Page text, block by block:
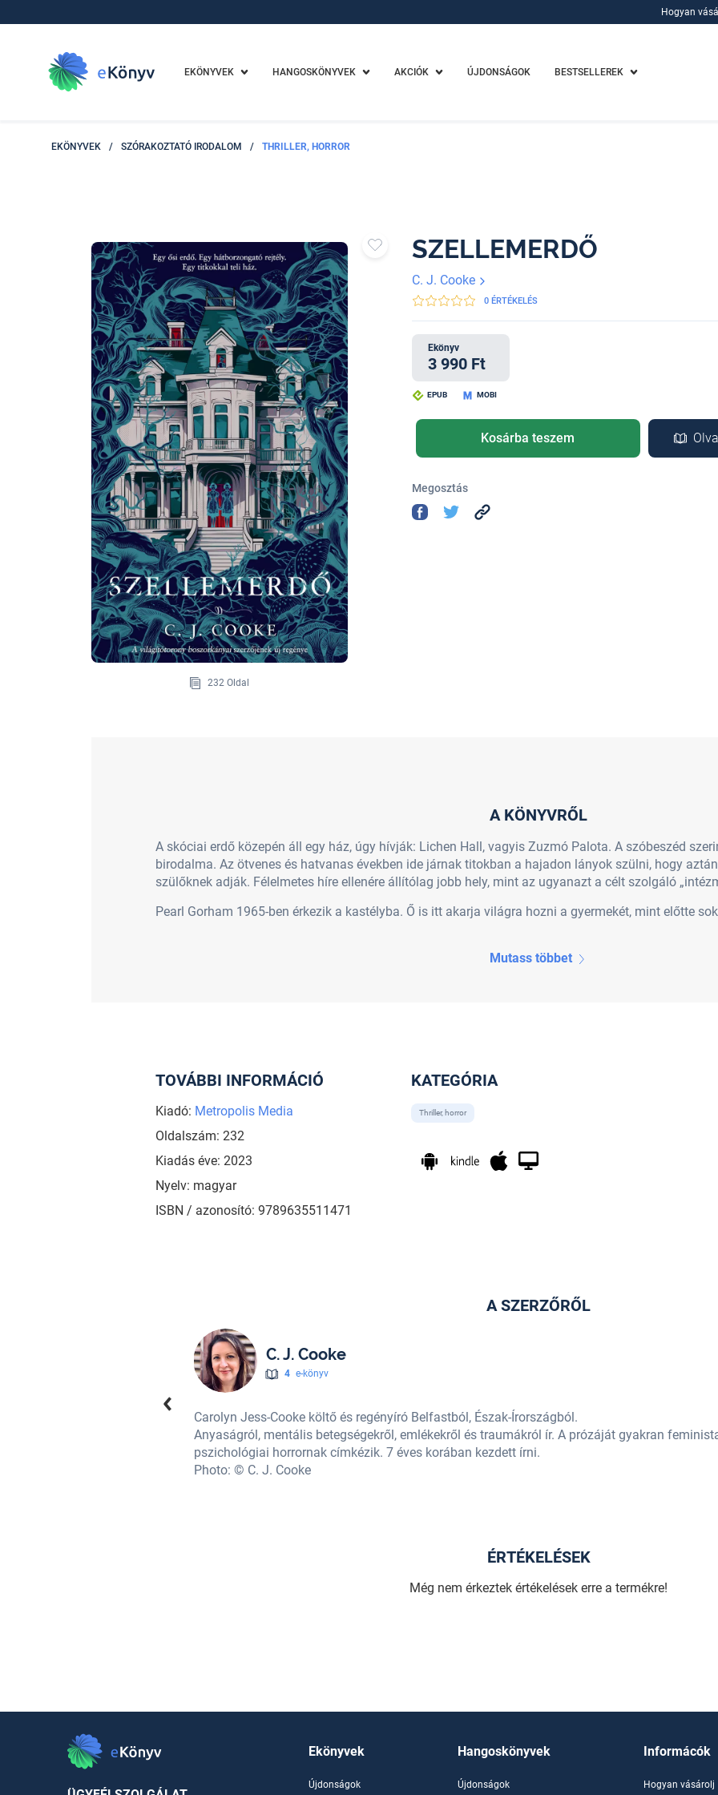
Hogyan
EKÖNYVEK HANGOSKÖNYVEK AKCIÓK ÚJDONSÁGOK BESTSELLEREK
EKÖNYVEK / SZÓRAKOZTATÓ IRODALOM / THRILLER, HORROR
232 Oldal
SZELLEMERDŐ
C. J. Cooke
0 ÉRTÉKELÉS
Ekönyv
3 990 Ft
EPUB MOBI
Kosárba teszem
Megosztás
A KÖNYVRŐL
A skóciai erdő közepén áll egy ház, úgy hívják: Lichen Hall, vagyis Zuzmó Palota. A szóbeszéd
birodalma. Az ötvenes és hatvanas években ide járnak titokban a hajadon lányok szülni, hogy
szülőknek adják. Félelmetes híre ellenére állítólag jobb hely, mint az ugyanazt a célt szolgáló
Pearl Gorham 1965-ben érkezik a kastélyba. Ő is itt akarja világra hozni a gyermekét, mint előtte
Mutass többet
TOVÁBBI INFORMÁCIÓ
Kiadó: Metropolis Media
Oldalszám: 232
Kiadás éve: 2023
Nyelv: magyar
ISBN / azonosító: 9789635511471
KATEGÓRIA
Thriller, horror
A SZERZŐRŐL
C. J. Cooke
4 e-könyv
Carolyn Jess-Cooke költő és regényíró Belfastból, Észak-Írországból.
Anyaságról, mentális betegségekről, emlékekről és traumákról ír. A prózáját gyakran
pszichológiai horrornak címkézik. 7 éves korában kezdett írni.
Photo: © C. J. Cooke
ÉRTÉKELÉSEK
Még nem érkeztek értékelések erre a termékre!
Ekönyvek
Újdonságok
Hangoskönyvek
Újdonságok
Informácók
Hogyan vásárolj